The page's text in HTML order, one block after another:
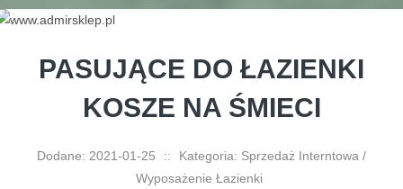
PASUJĄCE DO ŁAZIENKI
KOSZE NA ŚMIECI
Dodane: 2021-01-25 ::
Kategoria: Sprzedaż Interntowa /
Wyposażenie Łazienki